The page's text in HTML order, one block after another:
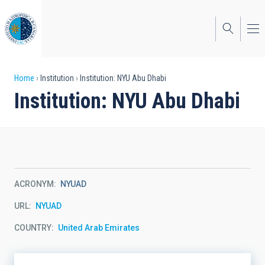
to
main
content
Breadcrumb
Home Institution Institution: NYU Abu Dhabi
Institution: NYU Abu Dhabi
ACRONYM NYUAD
URL NYUAD
COUNTRY United Arab Emirates